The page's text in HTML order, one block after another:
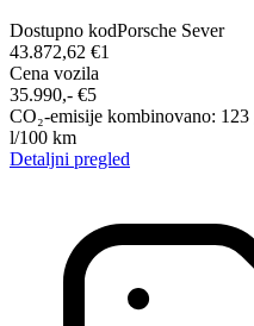
Dostupno kodPorsche Sever
43.872,62 €1
Cena vozila
35.990,-‍ €5
CO₂-emisije kombinovano: 123
l/100 km
Detaljni pregled